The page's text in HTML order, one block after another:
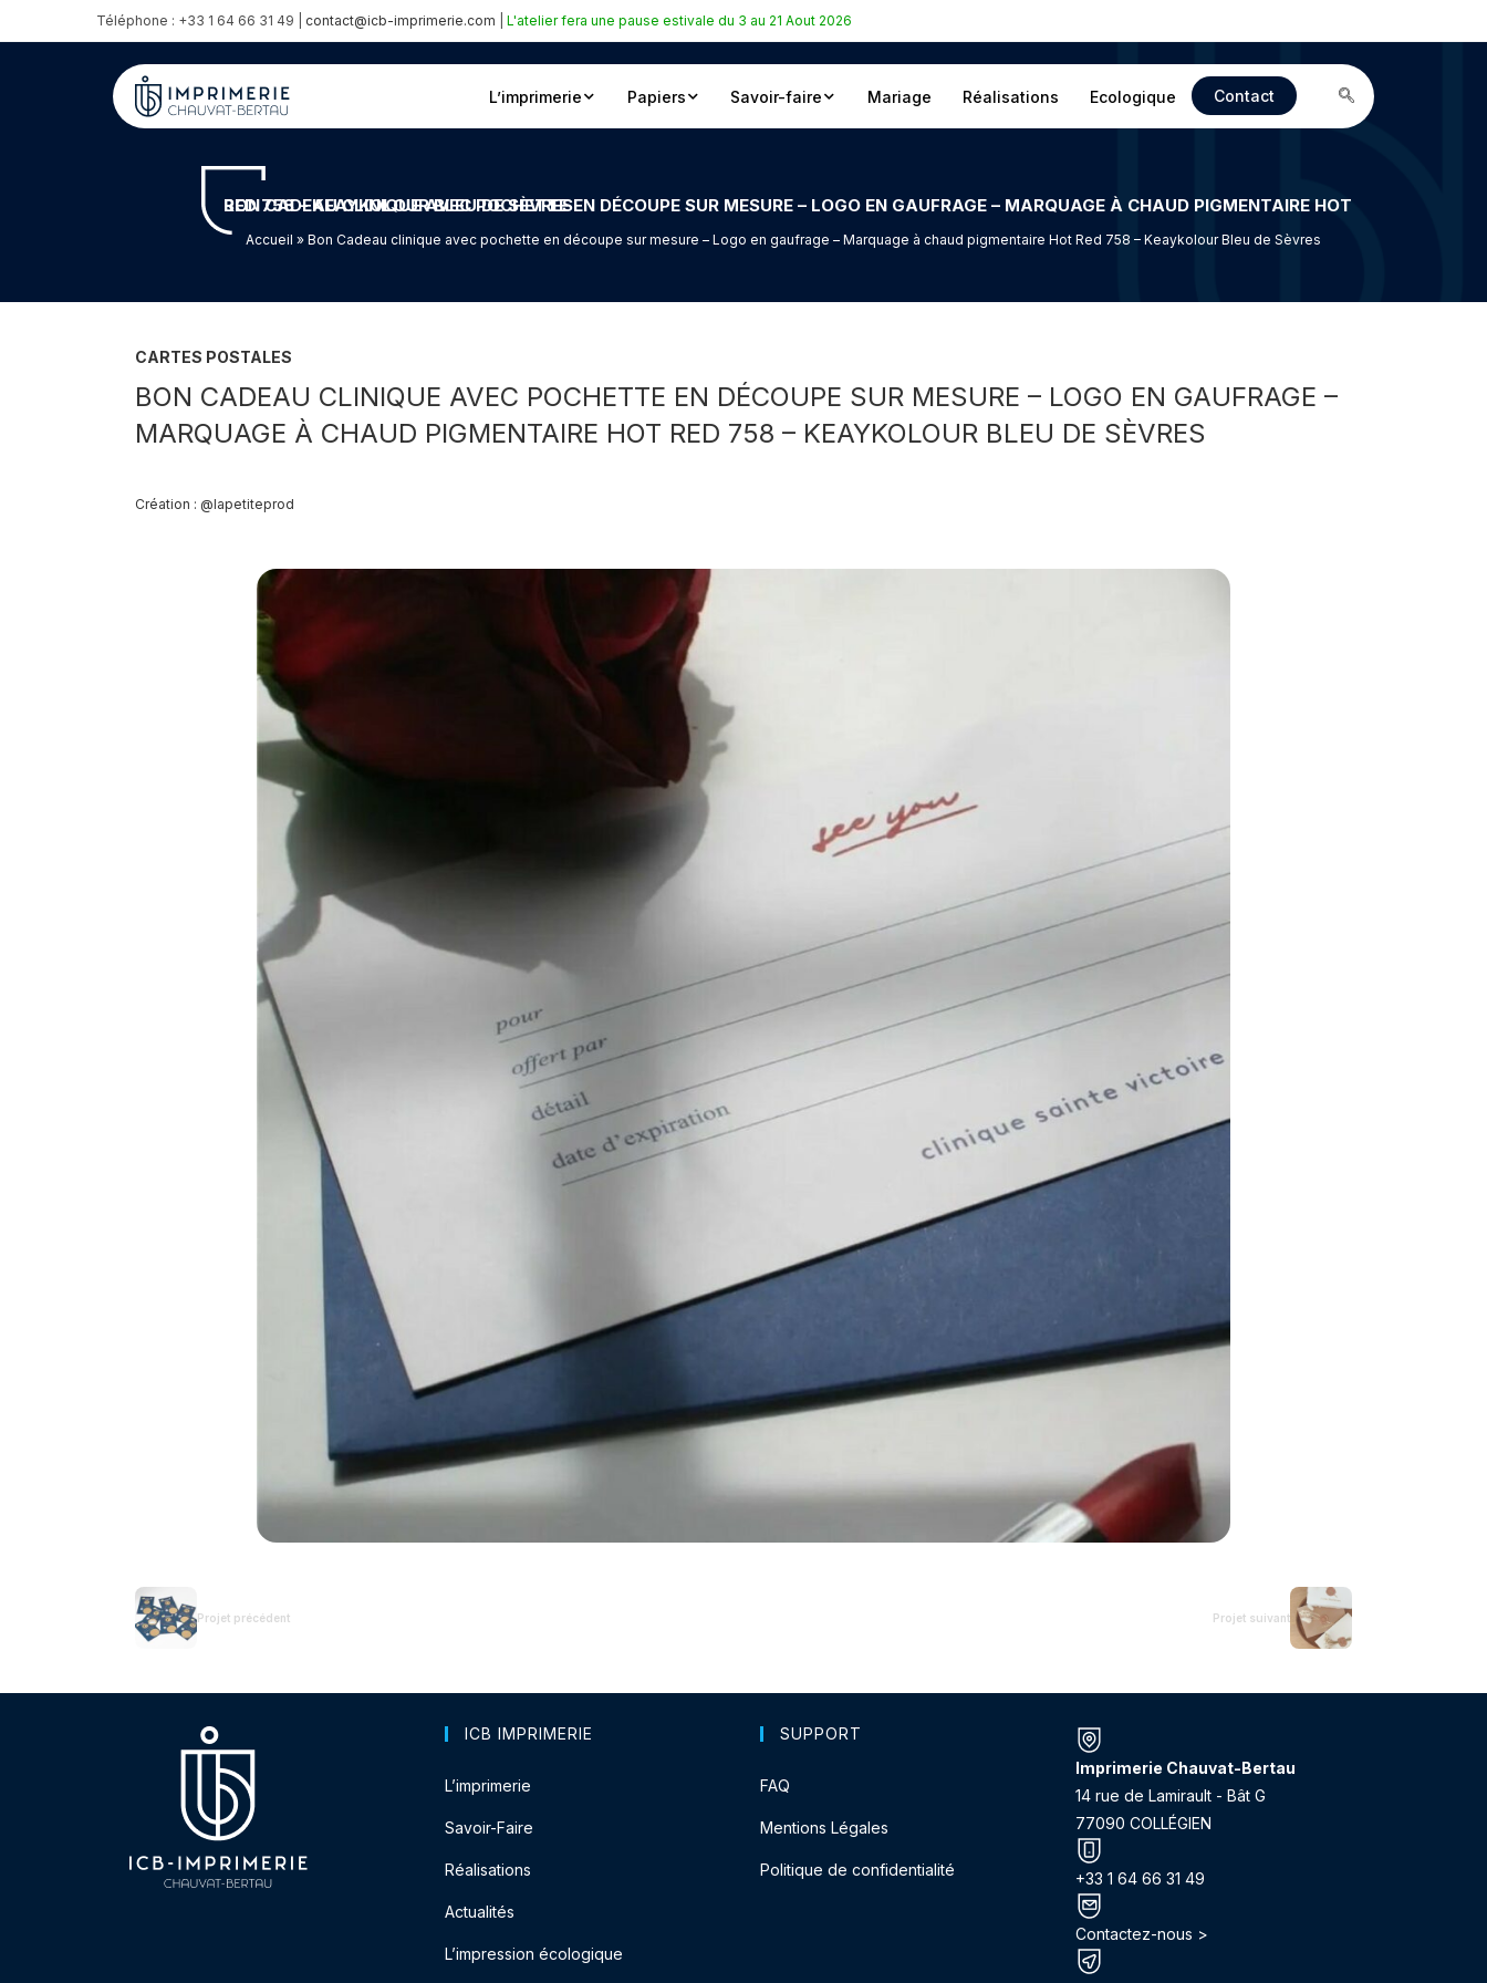
Téléphone : +33 1 64 66 31 49 | contact@icb-imprimerie.com L'atelier fera une pause estivale du 3 au 21 Aout 2026
L’imprimerie Papiers Savoir-faire Mariage Réalisations Ecologique Contact
BON CADEAU CLINIQUE AVEC POCHETTE EN DÉCOUPE SUR MESURE – LOGO EN GAUFRAGE – MARQUAGE À CHAUD PIGMENTAIRE HOT RED 758 – KEAYKOLOUR BLEU DE SÈVRES
Accueil » Bon Cadeau clinique avec pochette en découpe sur mesure – Logo en gaufrage – Marquage à chaud pigmentaire Hot Red 758 – Keaykolour Bleu de Sèvres
CARTES POSTALES
BON CADEAU CLINIQUE AVEC POCHETTE EN DÉCOUPE SUR MESURE – LOGO EN GAUFRAGE –
MARQUAGE À CHAUD PIGMENTAIRE HOT RED 758 – KEAYKOLOUR BLEU DE SÈVRES
Création : @lapetiteprod
Projet précédent Projet suivant
ICB IMPRIMERIE
L’imprimerie
Savoir-Faire
Réalisations
Actualités
L’impression écologique
SUPPORT
FAQ
Mentions Légales
Politique de confidentialité
Imprimerie Chauvat-Bertau
14 rue de Lamirault - Bât G
77090 COLLÉGIEN
+33 1 64 66 31 49
Contactez-nous >